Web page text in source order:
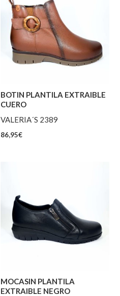
BOTIN PLANTILA EXTRAIBLE
CUERO
VALERIA´S 2389
86,95€
MOCASIN PLANTILA
EXTRAIBLE NEGRO